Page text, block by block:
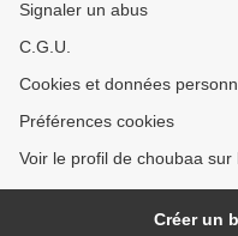
Signaler un abus
C.G.U.
Cookies et données
Préférences cookies
Voir le profil de choubaa sur
Créer un